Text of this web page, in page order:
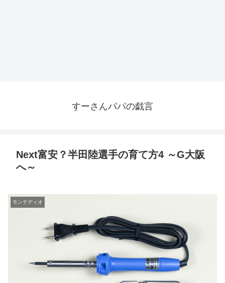
すーさんパパの戯言
Next富安？半田陸選手の育て方4 ～G大阪
へ～
モンテディオ